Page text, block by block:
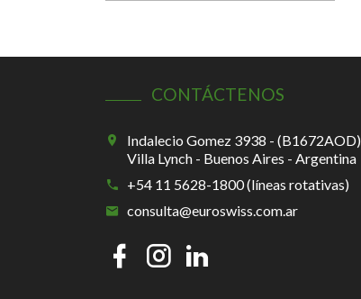
CONTÁCTENOS
Indalecio Gomez 3938 - (B1672AOD)
Villa Lynch - Buenos Aires - Argentina
+54 11 5628-1800 (líneas rotativas)
consulta@euroswiss.com.ar